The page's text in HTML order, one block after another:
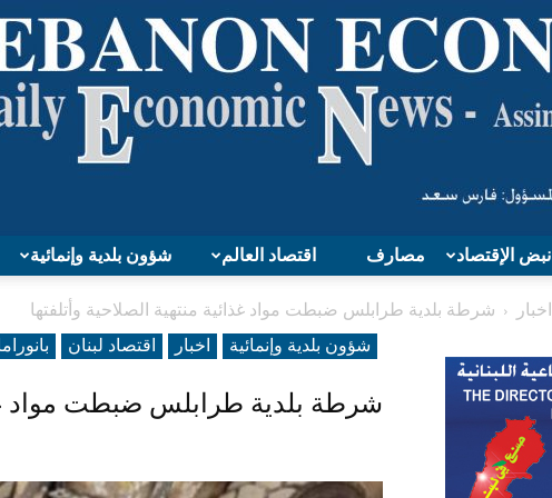
Lebanon
شؤون بلدية وإنمائية اقتصاد العالم مصارف نبض الإقتصاد
اخبار
شرطة بلدية طرابلس ضبطت مواد غذائية منتهية الصلاحية وأتلفتها
شؤون بلدية وإنمائية
اخبار اقتصاد لبنان
شرطة بلدية طرابلس ضبطت مواد